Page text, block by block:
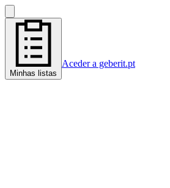
Minhas listas
Aceder a geberit.pt